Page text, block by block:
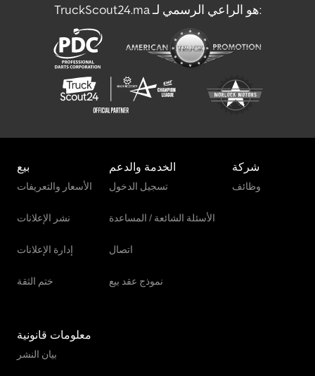
TruckScout24.ma هو الراعي الرسمي لـ:
بيع
الأسعار والتعريفات
نشر الإعلانات
إدارة الإعلانات
ختم الثقة
الخدمة والدعم
تسجيل الدخول
الأسئلة الشائعة / المساعدة
اتصال
نموذج عقد بيع
شركة
وظائف
معلومات قانونية
بيان النشر